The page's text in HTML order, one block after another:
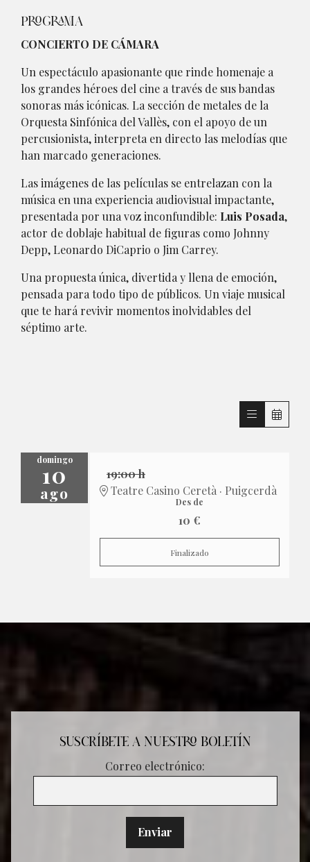
PROGRAMA
CONCIERTO DE CÁMARA
Un espectáculo apasionante que rinde homenaje a
los grandes héroes del cine a través de sus bandas
sonoras más icónicas. La sección de metales de la
Orquesta Sinfónica del Vallès, con el apoyo de un
percusionista, interpreta en directo las melodías que
han marcado generaciones.
Las imágenes de las películas se entrelazan con la
música en una experiencia audiovisual impactante,
presentada por una voz inconfundible: Luis Posada,
actor de doblaje habitual de figuras como Johnny
Depp, Leonardo DiCaprio o Jim Carrey.
Una propuesta única, divertida y llena de emoción,
pensada para todo tipo de públicos. Un viaje musical
que te hará revivir momentos inolvidables del
séptimo arte.
domingo
10
ago
19:00 h
Teatre Casino Ceretà · Puigcerdà
Des de
10 €
Finalizado
SUSCRÍBETE A NUESTRO BOLETÍN
Correo electrónico: